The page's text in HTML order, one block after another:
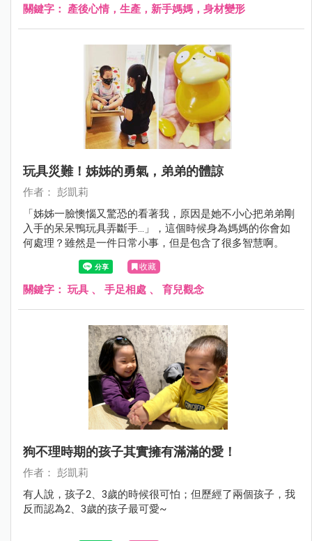
關鍵字： 產後心情，生產，新手媽媽，身材變形
玩具災難！姊姊的勇氣，弟弟的體諒
作者： 彭凱莉
「姊姊一臉懊惱又驚恐的看著我，原因是她不小心把弟弟剛
入手的呆呆鴨玩具弄斷手...」，這個時候身為媽媽的你會如
何處理？雖然是一件日常小事，但是包含了很多智慧啊。
收藏
關鍵字： 玩具 、 手足相處 、 育兒觀念
狗不理時期的孩子其實擁有滿滿的愛！
作者： 彭凱莉
有人說，孩子2、3歲的時候很可怕；但歷經了兩個孩子，我
反而認為2、3歲的孩子最可愛~